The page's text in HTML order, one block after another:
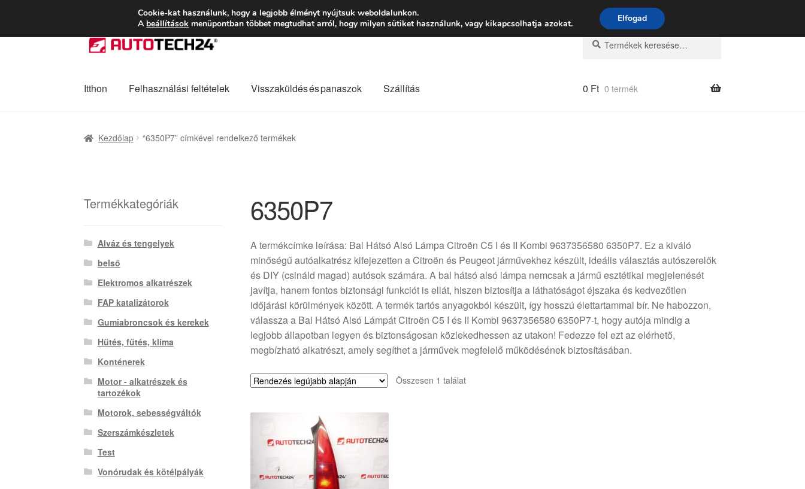
SZÁLLÍTÁS 2618 Ft-tól Hétfő-Péntek 9:00–16:0006 80 088 054
Ugrás
a
Kilépés
a
Keresés
Keresés
Itthon Felhasználási feltételek Visszaküldés és panaszok Szállítás 0 Ft 0 termék
Kezdőlap “6350P7” címkével rendelkező termékek
6350P7
A termékcímke leírása: Bal Hátsó Alsó Lámpa Citroën C5 I és II Kombi 9637356580 6350P7. Ez a kiváló
minőségű autóalkatrész kifejezetten a Citroën és Peugeot járművekhez készült, ideális választás autószerelők
és DIY (csináld magad) autósok számára. A bal hátsó alsó lámpa nemcsak a jármű esztétikai megjelenését
javítja, hanem fontos biztonsági funkciót is ellát, hiszen biztosítja a láthatóságot éjszaka és kedvezőtlen
időjárási körülmények között. A termék tartós anyagokból készült, így hosszú élettartammal bír. Ne habozzon,
válassza a Bal Hátsó Alsó Lámpát Citroën C5 I és II Kombi 9637356580 6350P7-t, hogy autója mindig a
legjobb állapotban legyen és biztonságosan közlekedhessen az utakon! Fedezze fel ezt az elérhető,
megbízható alkatrészt, amely segíthet a járművek megfelelő működésének biztosításában.
Összesen 1 találat
Termékkategóriák
Alváz és tengelyek
belső
Elektromos alkatrészek
FAP katalizátorok
Gumiabroncsok és kerekek
Hűtés, fűtés, klíma
Konténerek
Motor - alkatrészek és
tartozékok
Motorok, sebességváltók
Szerszámkészletek
Test
Vonórudak és kötélpályák
Cookie-kat használunk, hogy a legjobb élményt nyújtsuk weboldalunkon.
A beállítások menüpontban többet megtudhat arról, hogy milyen sütiket használunk, vagy kikapcsolhatja azokat. Elfogad